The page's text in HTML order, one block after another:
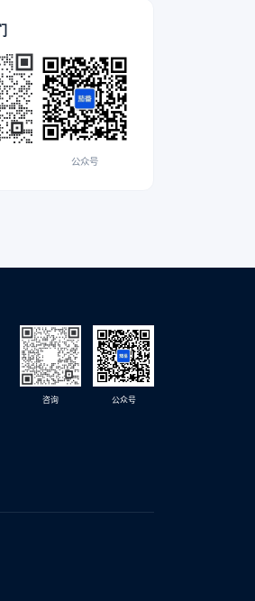
公众号
咨询 公众号